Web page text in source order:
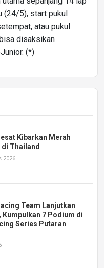
(24/5), start pukul
atau pukul
disaksikan
(*)
Kibarkan Merah
di Thailand
2026
Team Lanjutkan
7 Podium di
Series Putaran